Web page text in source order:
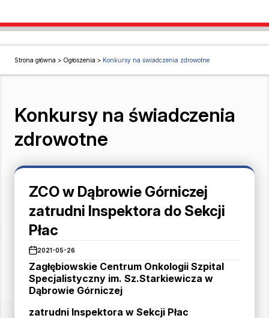
Strona główna > Ogłoszenia > Konkursy na świadczenia zdrowotne
Konkursy na świadczenia
zdrowotne
ZCO w Dąbrowie Górniczej
zatrudni Inspektora do Sekcji
Płac
2021-05-26
Zagłębiowskie Centrum Onkologii Szpital
Specjalistyczny im. Sz.Starkiewicza w
Dąbrowie Górniczej
zatrudni Inspektora w Sekcji Płac